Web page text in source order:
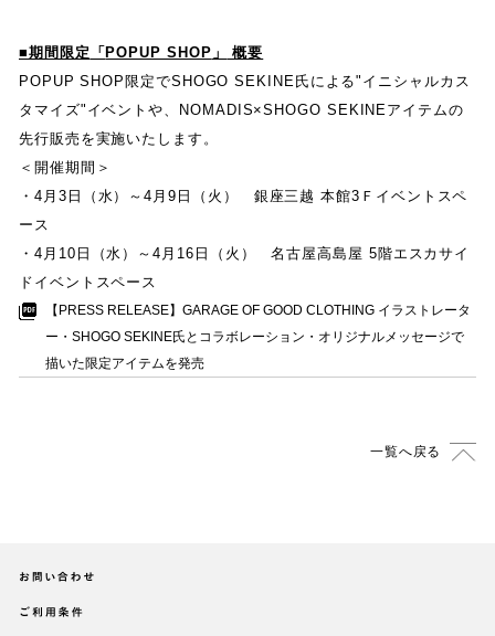
■期間限定 「 POPUP SHOP 」
概要
POPUP SHOP限定でSHOGO SEKINE氏による" イニシャルカス
タマイズ" イベントや、 NOMADIS×SHOGO SEKINEアイテムの
先行販売を実施いたします 。
＜開催期間＞
・ 4 月 3 日 （ 水） ～4 月9 日 （ 火 ） 銀座三越 本館3 Ｆイベントスペ
ース
・ 4 月 10 日 （水 ） ～4 月 16 日 （ 火 ） 名古屋高島屋 5階エスカサイ
ドイベントスペース
【 PRESS RELEASE】 GARAGE OF GOOD CLOTHING イラストレータ
ー ・ SHOGO SEKINE氏とコラボレーション ・ オリジナルメッセージで
描いた限定アイテムを発売
一覧へ戻る